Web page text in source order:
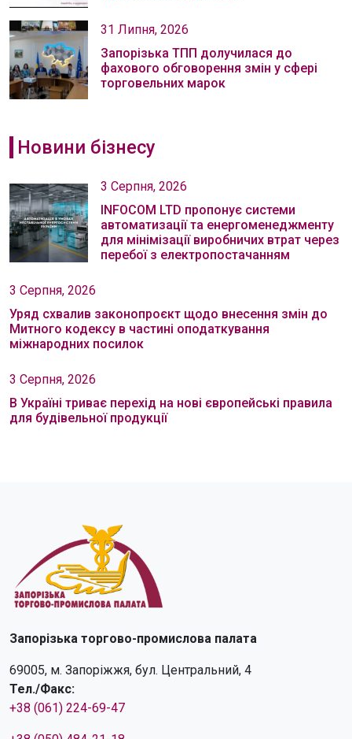
31 Липня, 2026
Запорізька ТПП долучилася до
фахового обговорення змін у сфері
торговельних марок
Новини бізнесу
3 Серпня, 2026
INFOCOM LTD пропонує системи
автоматизації та енергоменеджменту
для мінімізації виробничих втрат через
перебої з електропостачанням
3 Серпня, 2026
Уряд схвалив законопроєкт щодо внесення змін до
Митного кодексу в частині оподаткування
міжнародних посилок
3 Серпня, 2026
В Україні триває перехід на нові європейські правила
для будівельної продукції
Запорізька торгово-промислова палата
69005, м. Запоріжжя, бул. Центральний, 4
Тел./Факс:
+38 (061) 224-69-47